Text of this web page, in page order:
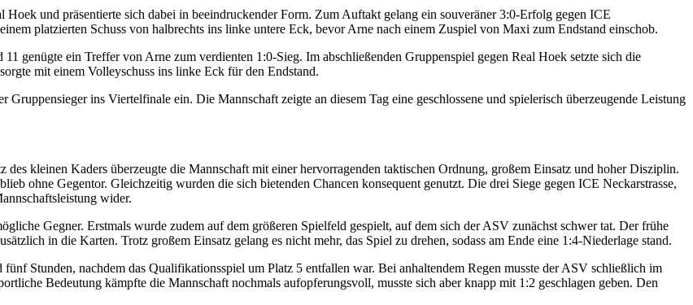
und präsentierte sich dabei in beeindruckender Form. Zum Auftakt gelang ein souveräner 3:0-Erfolg gegen ICE
platzierten Schuss von halbrechts ins linke untere Eck, bevor Arne nach einem Zuspiel von Maxi zum Endstand einschob.
genügte ein Treffer von Arne zum verdienten 1:0-Sieg. Im abschließenden Gruppenspiel gegen Real Hoek setzte sich die
mit einem Volleyschuss ins linke Eck für den Endstand.
ins Viertelfinale ein. Die Mannschaft zeigte an diesem Tag eine geschlossene und spielerisch überzeugende Leistung
kleinen Kaders überzeugte die Mannschaft mit einer hervorragenden taktischen Ordnung, großem Einsatz und hoher Disziplin.
ohne Gegentor. Gleichzeitig wurden die sich bietenden Chancen konsequent genutzt. Die drei Siege gegen ICE Neckarstrasse,
wider.
Gegner. Erstmals wurde zudem auf dem größeren Spielfeld gespielt, auf dem sich der ASV zunächst schwer tat. Der frühe
in die Karten. Trotz großem Einsatz gelang es nicht mehr, das Spiel zu drehen, sodass am Ende eine 1:4-Niederlage stand.
Stunden, nachdem das Qualifikationsspiel um Platz 5 entfallen war. Bei anhaltendem Regen musste der ASV schließlich im
Bedeutung kämpfte die Mannschaft nochmals aufopferungsvoll, musste sich aber knapp mit 1:2 geschlagen geben. Den